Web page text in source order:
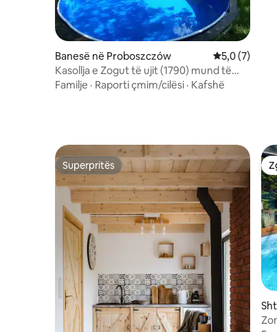
Banesë në Proboszczów Vlerësimi
5,0 (7)
Kasollja e Zogut të ujit (1790) mund të
akomodojë 9+1 me sauna
Familje · Raporti çmim/cilësi · Kafshë
Superpritës
Superpritës